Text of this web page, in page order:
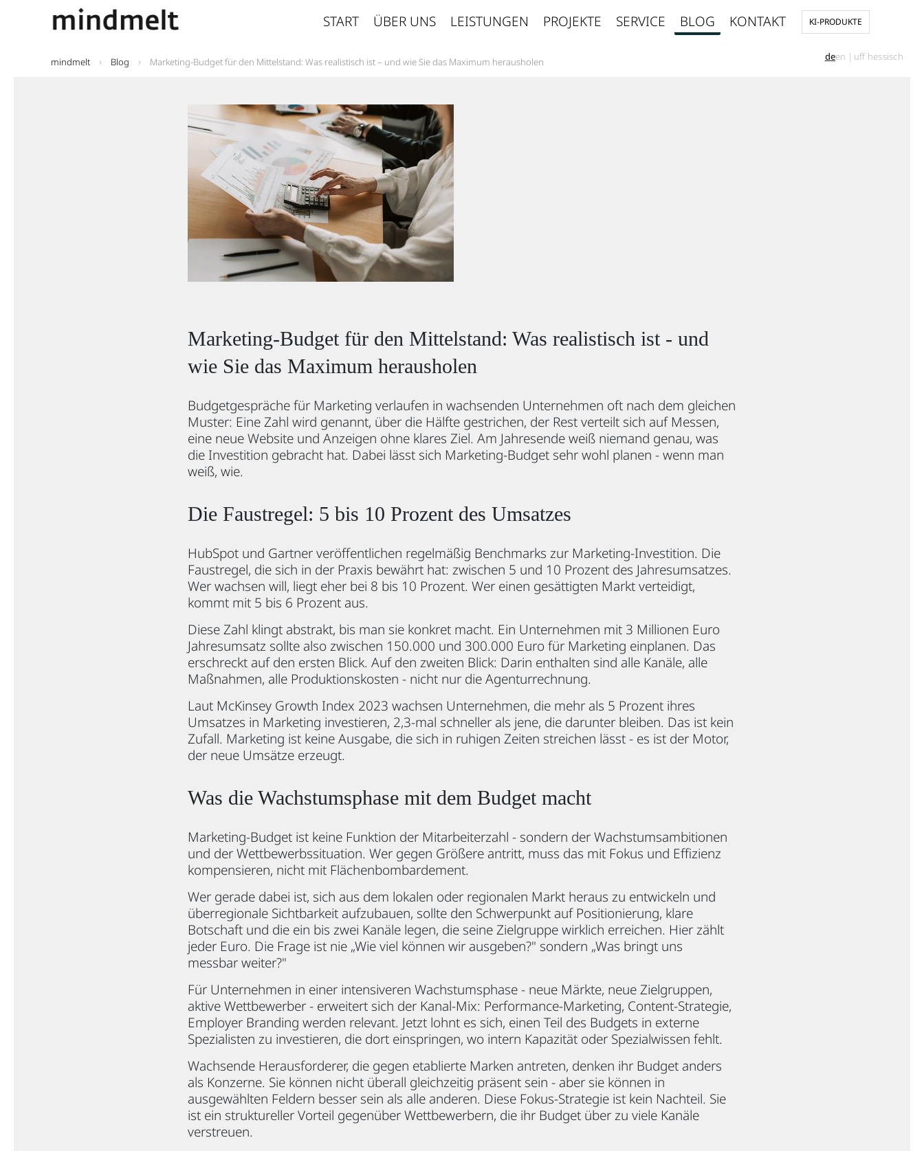
deen | uff hessisch
START ÜBER UNS LEISTUNGEN PROJEKTE SERVICE BLOG KONTAKT KI-PRODUKTE
mindmelt Blog Marketing-Budget für den Mittelstand: Was realistisch ist – und wie Sie das Maximum herausholen
Marketing-Budget für den Mittelstand: Was realistisch ist - und
wie Sie das Maximum herausholen
Budgetgespräche für Marketing verlaufen in wachsenden Unternehmen oft nach dem gleichen
Muster: Eine Zahl wird genannt, über die Hälfte gestrichen, der Rest verteilt sich auf Messen,
eine neue Website und Anzeigen ohne klares Ziel. Am Jahresende weiß niemand genau, was
die Investition gebracht hat. Dabei lässt sich Marketing-Budget sehr wohl planen - wenn man
weiß, wie.
Die Faustregel: 5 bis 10 Prozent des Umsatzes
HubSpot und Gartner veröffentlichen regelmäßig Benchmarks zur Marketing-Investition. Die
Faustregel, die sich in der Praxis bewährt hat: zwischen 5 und 10 Prozent des Jahresumsatzes.
Wer wachsen will, liegt eher bei 8 bis 10 Prozent. Wer einen gesättigten Markt verteidigt,
kommt mit 5 bis 6 Prozent aus.
Diese Zahl klingt abstrakt, bis man sie konkret macht. Ein Unternehmen mit 3 Millionen Euro
Jahresumsatz sollte also zwischen 150.000 und 300.000 Euro für Marketing einplanen. Das
erschreckt auf den ersten Blick. Auf den zweiten Blick: Darin enthalten sind alle Kanäle, alle
Maßnahmen, alle Produktionskosten - nicht nur die Agenturrechnung.
Laut McKinsey Growth Index 2023 wachsen Unternehmen, die mehr als 5 Prozent ihres
Umsatzes in Marketing investieren, 2,3-mal schneller als jene, die darunter bleiben. Das ist kein
Zufall. Marketing ist keine Ausgabe, die sich in ruhigen Zeiten streichen lässt - es ist der Motor,
der neue Umsätze erzeugt.
Was die Wachstumsphase mit dem Budget macht
Marketing-Budget ist keine Funktion der Mitarbeiterzahl - sondern der Wachstumsambitionen
und der Wettbewerbssituation. Wer gegen Größere antritt, muss das mit Fokus und Effizienz
kompensieren, nicht mit Flächenbombardement.
Wer gerade dabei ist, sich aus dem lokalen oder regionalen Markt heraus zu entwickeln und
überregionale Sichtbarkeit aufzubauen, sollte den Schwerpunkt auf Positionierung, klare
Botschaft und die ein bis zwei Kanäle legen, die seine Zielgruppe wirklich erreichen. Hier zählt
jeder Euro. Die Frage ist nie „Wie viel können wir ausgeben?" sondern „Was bringt uns
messbar weiter?"
Für Unternehmen in einer intensiveren Wachstumsphase - neue Märkte, neue Zielgruppen,
aktive Wettbewerber - erweitert sich der Kanal-Mix: Performance-Marketing, Content-Strategie,
Employer Branding werden relevant. Jetzt lohnt es sich, einen Teil des Budgets in externe
Spezialisten zu investieren, die dort einspringen, wo intern Kapazität oder Spezialwissen fehlt.
Wachsende Herausforderer, die gegen etablierte Marken antreten, denken ihr Budget anders
als Konzerne. Sie können nicht überall gleichzeitig präsent sein - aber sie können in
ausgewählten Feldern besser sein als alle anderen. Diese Fokus-Strategie ist kein Nachteil. Sie
ist ein struktureller Vorteil gegenüber Wettbewerbern, die ihr Budget über zu viele Kanäle
verstreuen.